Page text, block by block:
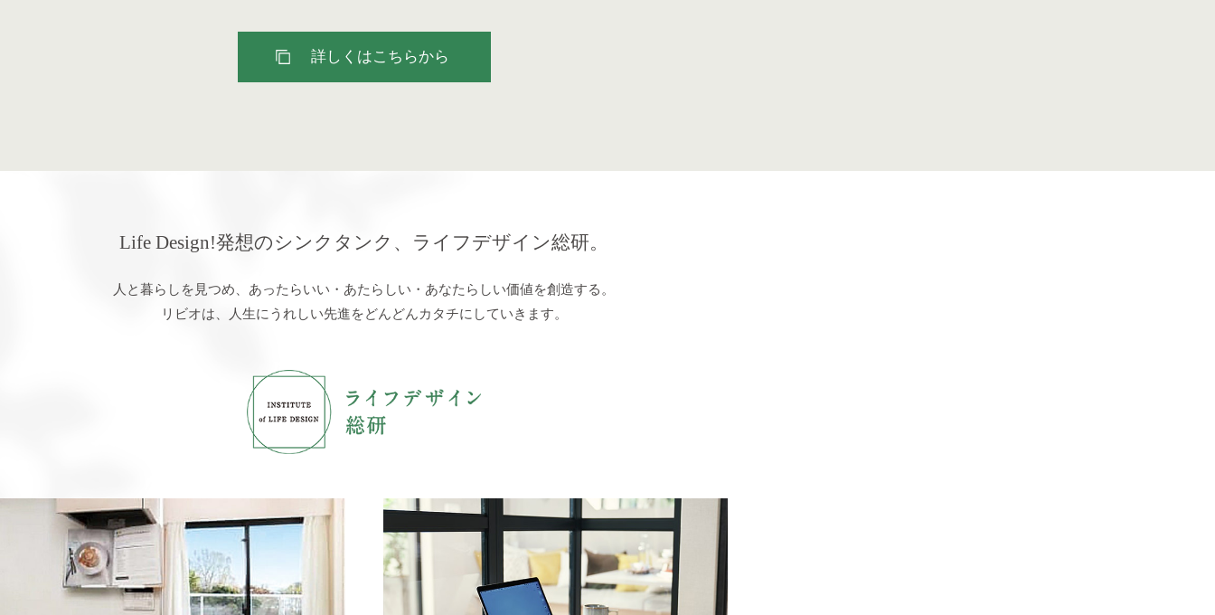
詳しくはこちらから
Life Design!発想のシンクタンク、 ライフデザイン総研。
人と暮らしを見つめ、 あったらいい・あたらしい・あなたらしい価値を創造する。
リビオは、人生にうれしい先進をどんどんカタチにしていきます。